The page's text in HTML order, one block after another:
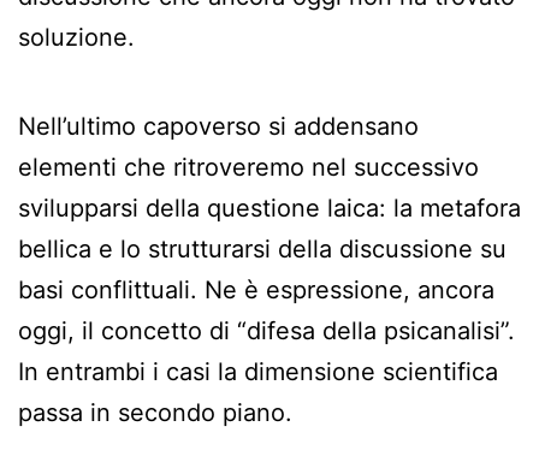
soluzione.
Nell’ultimo capoverso si addensano
elementi che ritroveremo nel successivo
svilupparsi della questione laica: la metafora
bellica e lo strutturarsi della discussione su
basi conflittuali. Ne è espressione, ancora
oggi, il concetto di “difesa della psicanalisi”.
In entrambi i casi la dimensione scientifica
passa in secondo piano.